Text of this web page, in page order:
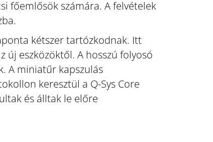
főemlősök számára. A felvételek
kétszer tartózkodnak. Itt
új eszközöktől. A hosszú folyosó
A miniatűr kapszulás
keresztül a Q-Sys Core
és álltak le előre